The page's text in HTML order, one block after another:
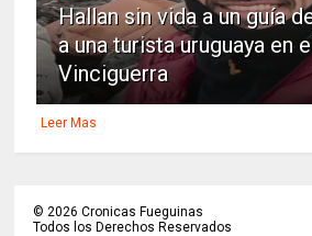
Hallan sin vida a un guía
a una turista uruguaya en
Vinciguerra
Leer Mas
© 2026 Cronicas Fueguinas
Todos los Derechos Reservados